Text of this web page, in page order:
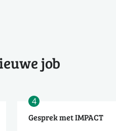
job
4
Gesprek met IMPACT